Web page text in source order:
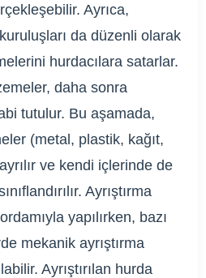
Ayrıca,
da düzenli olarak
hurdacılara satarlar.
daha sonra
tutulur. Bu aşamada,
(metal, plastik, kağıt,
ve kendi içlerinde de
Ayrıştırma
yapılırken, bazı
mekanik ayrıştırma
Ayrıştırılan hurda